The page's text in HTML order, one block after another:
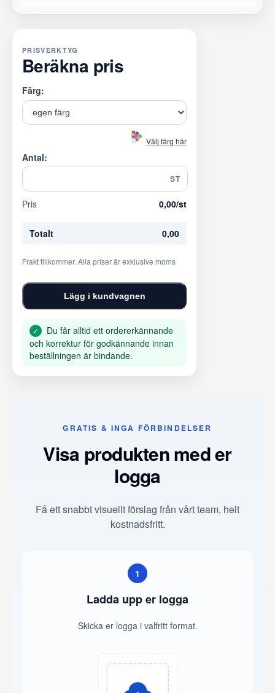
PRISVERKTYG
Beräkna pris
Färg:
Välj färg här
Antal:
ST
Pris 0,00/st
Totalt 0,00
Frakt tillkommer. Alla priser är exklusive moms
Lägg i kundvagnen
✓
Du får alltid ett ordererkännande
och korrektur för godkännande innan
beställningen är bindande.
GRATIS & INGA FÖRBINDELSER
Visa produkten med er
logga
Få ett snabbt visuellt förslag från vårt team, helt
kostnadsfritt.
1
Ladda upp er logga
Skicka er logga i valfritt format.